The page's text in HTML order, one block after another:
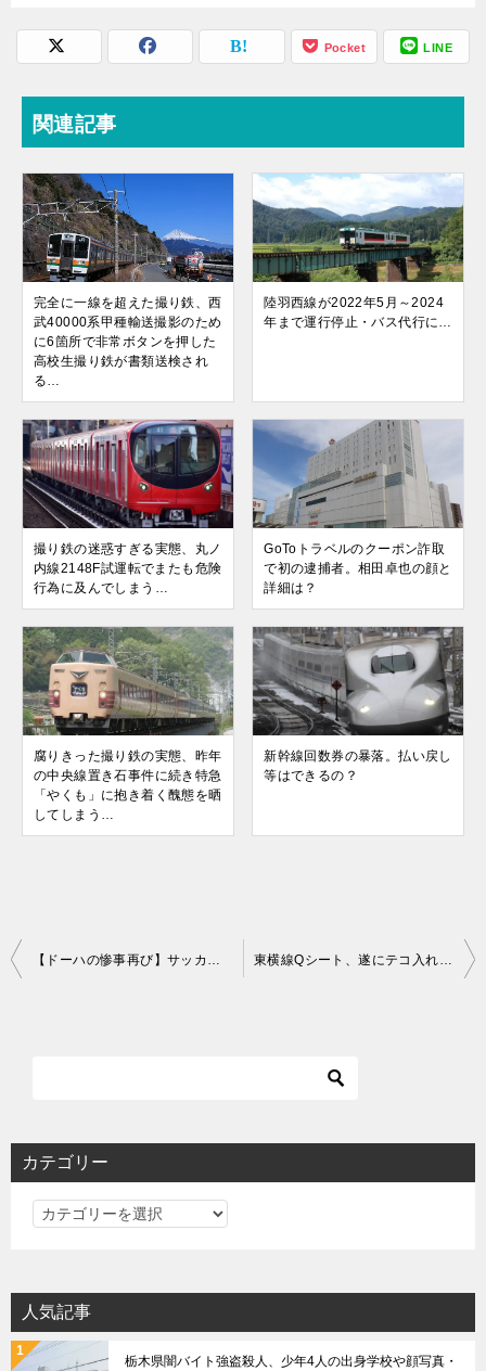
Pocket LINE
関連記事
完全に一線を超えた撮り鉄、西
武40000系甲種輸送撮影のため
に6箇所で非常ボタンを押した
高校生撮り鉄が書類送検され
る…
陸羽西線が2022年5月～2024
年まで運行停止・バス代行に…
撮り鉄の迷惑すぎる実態、丸ノ
内線2148F試運転でまたも危険
行為に及んでしまう…
GoToトラベルのクーポン詐取
で初の逮捕者。相田卓也の顔と
詳細は？
腐りきった撮り鉄の実態、昨年
の中央線置き石事件に続き特急
「やくも」に抱き着く醜態を晒
してしまう…
新幹線回数券の暴落。払い戻し
等はできるの？
投
シ
【ドーハの惨事再び】サッカー男子U23韓国代表、格下のU23インドネシア代表に泥試合の末敗戦…ロス五輪以来の予選敗退を心からお祝いしたい！ 東横線Qシート、遂にテコ入れ！運行時間帯拡大も1両のみにサービス削減でどうなる？
カテゴリー
カ
リ
ー
人気記事
栃木県闇バイト強盗殺人、少年4人の出身学校や顔写真・